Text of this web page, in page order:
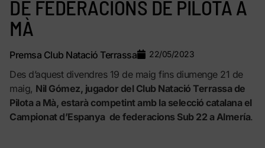
DE FEDERACIONS DE PILOTA A
MÀ
Premsa Club Natació Terrassa 22/05/2023
Des d’aquest divendres 19 de maig fins diumenge 21 de
maig, Nil Gómez, jugador del Club Natació Terrassa de
Pilota a Mà, estarà competint amb la selecció catalana el
Campionat d’Espanya de federacions Sub 22 a Almería.